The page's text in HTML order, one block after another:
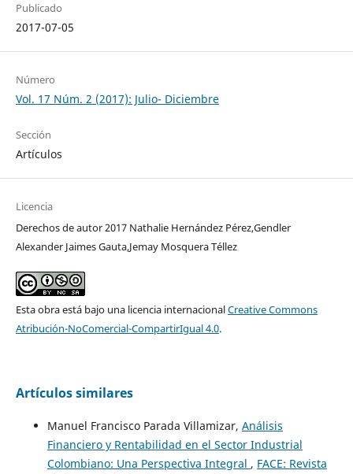
Publicado
2017-07-05
Número
Vol. 17 Núm. 2 (2017): Julio- Diciembre
Sección
Artículos
Licencia
Derechos de autor 2017 Nathalie Hernández Pérez,Gendler
Alexander Jaimes Gauta,Jemay Mosquera Téllez
Esta obra está bajo una licencia internacionalCreative Commons
Atribución-NoComercial-CompartirIgual 4.0.
Artículos similares
Manuel Francisco Parada Villamizar, Análisis
Financiero y Rentabilidad en el Sector Industrial
Colombiano: Una Perspectiva Integral , FACE: Revista